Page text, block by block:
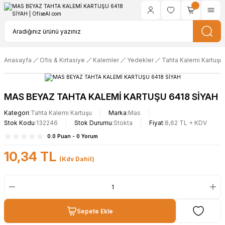
Anasayfa Ofis & Kırtasiye Kalemler Yedekler Tahta Kalemi Kartuşu
MAS BEYAZ TAHTA KALEMİ KARTUŞU 6418 SİYAH
Kategori Tahta Kalemi Kartuşu Marka Mas
Stok Kodu 132246 Stok Durumu Stokta Fiyat 8,62 TL + KDV
0.0 Puan - 0 Yorum
10,34 TL (Kdv Dahil)
Sepete Ekle